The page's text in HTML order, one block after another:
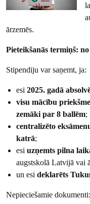
ārzemēs.
Pieteikšanās termiņš:
Stipendiju var saņemt, ja:
esi2025. gadā
visu mācību
zemāki par 8 ballēm;
centralizēto
katrā;
esiuzņemts pilna
augstskolā Latvijā vai
un esideklarēts
Nepieciešamie dokumenti: